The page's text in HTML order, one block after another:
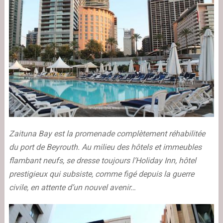
Zaituna Bay est la promenade complètement réhabilitée
du port de Beyrouth. Au milieu des hôtels et immeubles
flambant neufs, se dresse toujours l’Holiday Inn, hôtel
prestigieux qui subsiste, comme figé depuis la guerre
civile, en attente d’un nouvel avenir…